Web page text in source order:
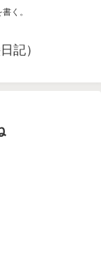
く。
記）